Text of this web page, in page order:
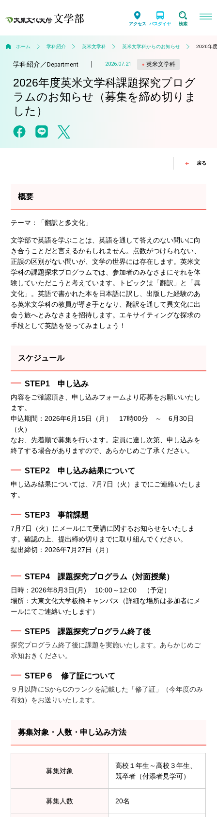
アクセス バスダイヤ 検索
ホーム 学科紹介 英米文学科 英米文学科からのお知らせ 2026年
学科紹介／Department 2026.07.21 英米文学科
2026年度英米文学科課題探究プログ
ラムのお知らせ（募集を締め切りま
した）
戻る
概要
テーマ： 「翻訳と多文化 」
文学部で英語を学ぶことは、英語を通して答えのない問いに向
き合うことだと言えるかもしれません。点数がつけられない、
正誤の区別がない問いが、文学の世界には存在します。英米文
学科の課題探求プログラムでは、参加者のみなさまにそれを体
験していただこうと考えています。トピックは「翻訳」と「異
文化」。英語で書かれた本を日本語に訳し、出版した経験のあ
る英米文学科の教員が導き手となり、翻訳を通して異文化に出
会う旅へとみなさまを招待します。エキサイティングな探求の
手段として英語を使ってみましょう！
スケジュール
STEP1 申し込み
内容をご確認頂き、申し込みフォームより応募をお願いいたし
ます。
申込期間：2026年6月15日（月） 17時00分 ～ 6月30日
（火）
なお、先着順で募集を行います。定員に達し次第、申し込みを
終了する場合がありますので、あらかじめご了承ください。
STEP2 申し込み結果について
申し込み結果については、7月7日（火）までにご連絡いたしま
す。
STEP3 事前課題
7月7日（火）にメールにて受講に関するお知らせをいたしま
す。確認の上、提出締め切りまでに取り組んでください。
提出締切：2026年7月27日（月）
STEP4 課題探究プログラム（対面授業）
日時：2026年8月3日(月) 10:00～12:00 （予定）
場所：大東文化大学板橋キャンパス（詳細な場所は参加者にメ
ールにてご連絡いたします）
STEP5 課題探究プログラム終了後
探究プログラム終了後に課題を実施いたします。あらかじめご
承知おきください。
STEP６ 修了証について
９月以降にSからCのランクを記載した「修了証」（今年度のみ
有効）をお送りいたします。
募集対象・人数・申し込み方法
募集対象
高校１年生～高校３年生、
既卒者（付添者見学可）
募集人数 20名